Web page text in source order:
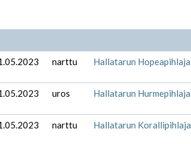
narttu Hallatarun Hopeapihlaja
uros Hallatarun Hurmepihlaja
narttu Hallatarun Korallipihlaja